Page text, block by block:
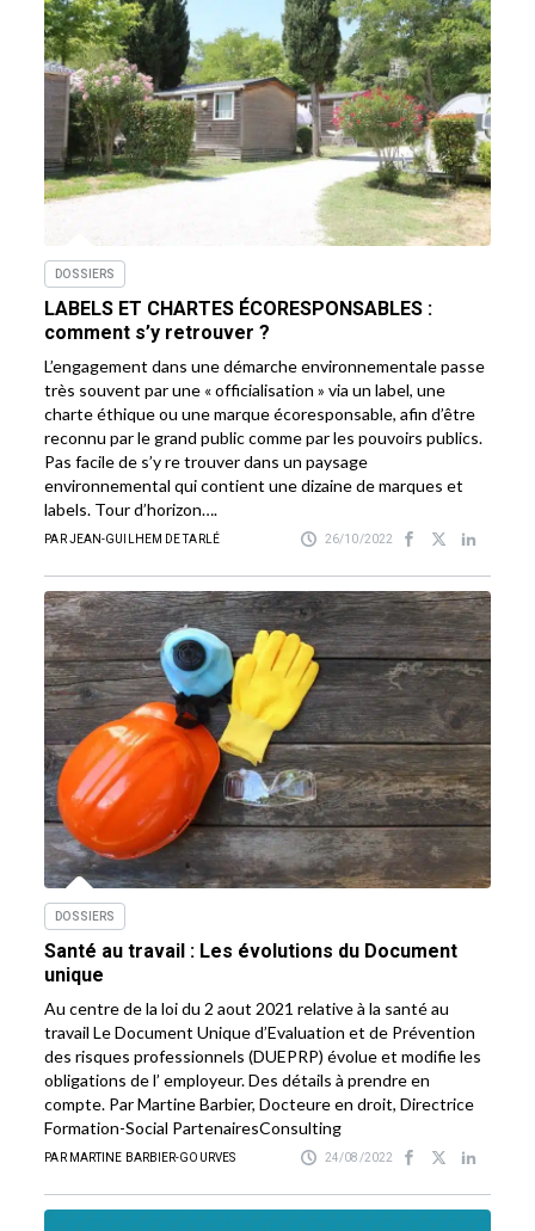
DOSSIERS
LABELS ET CHARTES ÉCORESPONSABLES :
comment s’y retrouver ?
L’engagement dans une démarche environnementale passe
très souvent par une « officialisation » via un label, une
charte éthique ou une marque écoresponsable, afin d’être
reconnu par le grand public comme par les pouvoirs publics.
Pas facile de s’y re trouver dans un paysage
environnemental qui contient une dizaine de marques et
labels. Tour d’horizon….
PAR JEAN-GUILHEM DE TARLÉ 26/10/2022
DOSSIERS
Santé au travail : Les évolutions du Document
unique
Au centre de la loi du 2 aout 2021 relative à la santé au
travail Le Document Unique d’Evaluation et de Prévention
des risques professionnels (DUEPRP) évolue et modifie les
obligations de l’ employeur. Des détails à prendre en
compte. Par Martine Barbier, Docteure en droit, Directrice
Formation-Social PartenairesConsulting
PAR MARTINE BARBIER-GOURVES 24/08/2022